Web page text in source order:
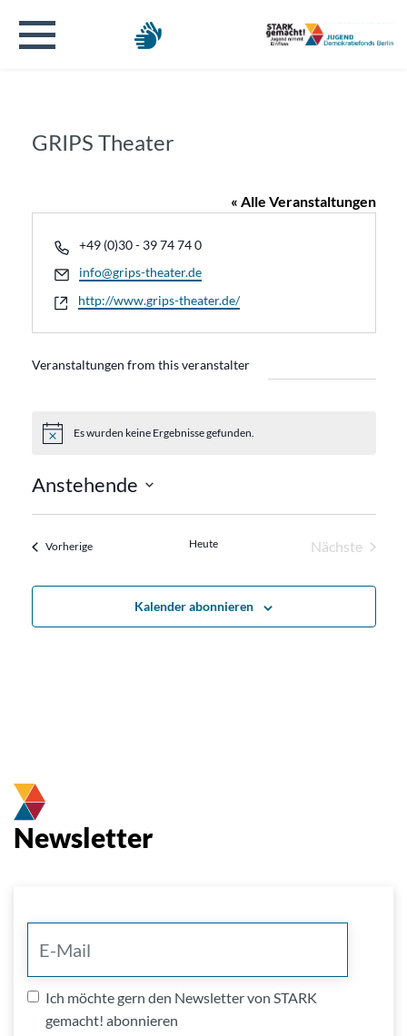
GRIPS Theater
« Alle Veranstaltungen
Telefon
+49 (0)30 - 39 74 74 0
Email
info@grips-theater.de
Webseite
http://www.grips-theater.de/
Veranstaltungen from this veranstalter
HinweisEs wurden keine Ergebnisse gefunden.
Anstehende
Datum
VorherigeVeranstaltungen Heute
Nächste
Kalender abonnieren
Newsletter
Ich möchte gern den Newsletter von STARK
gemacht! abonnieren